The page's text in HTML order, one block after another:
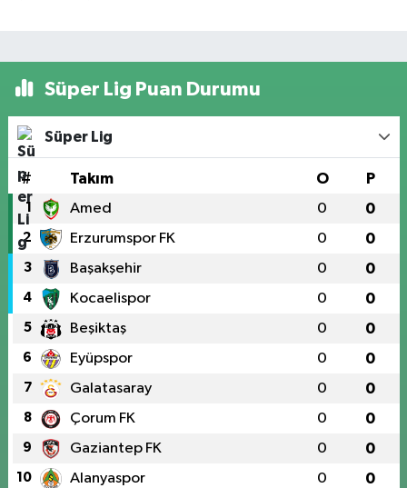
Süper Lig Puan Durumu
Süper Lig
# Takım O P
1 Amed 0 0
2 Erzurumspor FK 0 0
3 Başakşehir 0 0
4 Kocaelispor 0 0
5 Beşiktaş 0 0
6 Eyüpspor 0 0
7 Galatasaray 0 0
8 Çorum FK 0 0
9 Gaziantep FK 0 0
10 Alanyaspor 0 0